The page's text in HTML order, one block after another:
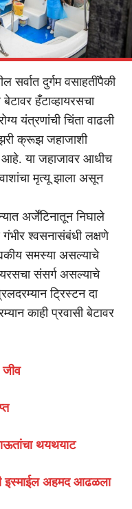
सर्वात दुर्गम वसाहतींपैकी
हँटाव्हायरसचा
यंत्रणांची चिंता वाढली
क्रूझ जहाजाशी
आहे. या जहाजावर आधीच
मृत्यू झाला असून
अर्जेंटिनातून निघाले
गंभीर श्वसनासंबंधी लक्षणे
समस्या असल्याचे
संसर्ग असल्याचे
ट्रिस्टन दा
काही प्रवासी बेटावर
जीव
थयथयाट
इस्माईल अहमद आढळला